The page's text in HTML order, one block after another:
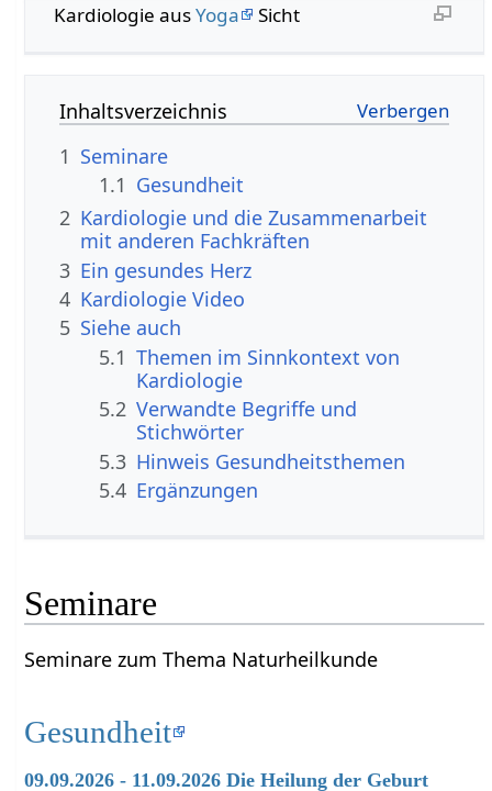
Kardiologie ausYoga Sicht
Inhaltsverzeichnis
1 Seminare
1.1 Gesundheit
2 Kardiologie und die Zusammenarbeit
mit anderen Fachkräften
3 Ein gesundes Herz
4 Kardiologie Video
5 Siehe auch
5.1 Themen im Sinnkontext von
Kardiologie
5.2 Verwandte Begriffe und
Stichwörter
5.3 Hinweis Gesundheitsthemen
5.4 Ergänzungen
Seminare
Seminare zum Thema Naturheilkunde
Gesundheit
09.09.2026 - 11.09.2026 Die Heilung der Geburt